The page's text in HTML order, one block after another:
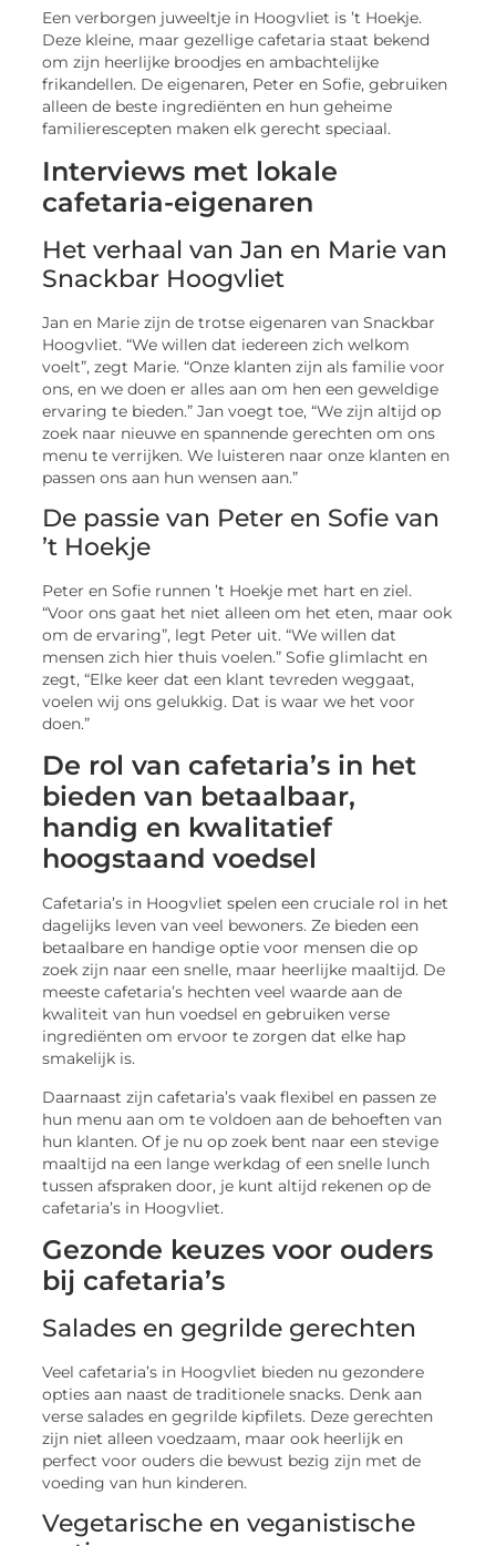
Een verborgen juweeltje in Hoogvliet is ’t Hoekje.
Deze kleine, maar gezellige cafetaria staat bekend
om zijn heerlijke broodjes en ambachtelijke
frikandellen. De eigenaren, Peter en Sofie, gebruiken
alleen de beste ingrediënten en hun geheime
familierescepten maken elk gerecht speciaal.
Interviews met lokale
cafetaria-eigenaren
Het verhaal van Jan en Marie van
Snackbar Hoogvliet
Jan en Marie zijn de trotse eigenaren van Snackbar
Hoogvliet. “We willen dat iedereen zich welkom
voelt”, zegt Marie. “Onze klanten zijn als familie voor
ons, en we doen er alles aan om hen een geweldige
ervaring te bieden.” Jan voegt toe, “We zijn altijd op
zoek naar nieuwe en spannende gerechten om ons
menu te verrijken. We luisteren naar onze klanten en
passen ons aan hun wensen aan.”
De passie van Peter en Sofie van
’t Hoekje
Peter en Sofie runnen ’t Hoekje met hart en ziel.
“Voor ons gaat het niet alleen om het eten, maar ook
om de ervaring”, legt Peter uit. “We willen dat
mensen zich hier thuis voelen.” Sofie glimlacht en
zegt, “Elke keer dat een klant tevreden weggaat,
voelen wij ons gelukkig. Dat is waar we het voor
doen.”
De rol van cafetaria’s in het
bieden van betaalbaar,
handig en kwalitatief
hoogstaand voedsel
Cafetaria’s in Hoogvliet spelen een cruciale rol in het
dagelijks leven van veel bewoners. Ze bieden een
betaalbare en handige optie voor mensen die op
zoek zijn naar een snelle, maar heerlijke maaltijd. De
meeste cafetaria’s hechten veel waarde aan de
kwaliteit van hun voedsel en gebruiken verse
ingrediënten om ervoor te zorgen dat elke hap
smakelijk is.
Daarnaast zijn cafetaria’s vaak flexibel en passen ze
hun menu aan om te voldoen aan de behoeften van
hun klanten. Of je nu op zoek bent naar een stevige
maaltijd na een lange werkdag of een snelle lunch
tussen afspraken door, je kunt altijd rekenen op de
cafetaria’s in Hoogvliet.
Gezonde keuzes voor ouders
bij cafetaria’s
Salades en gegrilde gerechten
Veel cafetaria’s in Hoogvliet bieden nu gezondere
opties aan naast de traditionele snacks. Denk aan
verse salades en gegrilde kipfilets. Deze gerechten
zijn niet alleen voedzaam, maar ook heerlijk en
perfect voor ouders die bewust bezig zijn met de
voeding van hun kinderen.
Vegetarische en veganistische